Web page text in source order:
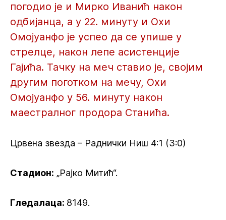
погодио је и Мирко Иванић након
одбијанца, а у 22. минуту и Охи
Омојуанфо је успео да се упише у
стрелце, након лепе асистенције
Гајића. Тачку на меч ставио је, својим
другим поготком на мечу, Охи
Омојуанфо у 56. минуту након
маестралног продора Станића.
Црвена звезда – Раднички Ниш 4:1 (3:0)
Стадион: „Рајко Митић“.
Гледалаца: 8149.